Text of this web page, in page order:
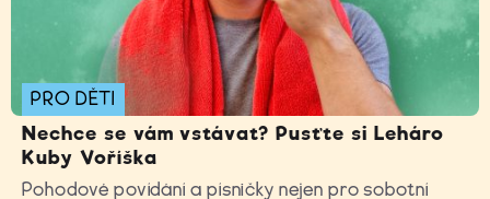
PRO DĚTI
Nechce se vám vstávat? Pusťte si Leháro
Kuby Voříška
Pohodové povídání a písničky nejen pro sobotní